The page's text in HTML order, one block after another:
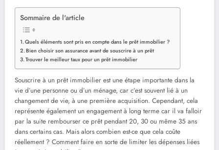
Sommaire de l'article
Quels éléments sont pris en compte dans le prêt immobilier ?
Bien choisir son assurance avant de souscrire à un prêt
Trouver le meilleur taux pour un prêt immobilier
Souscrire à un prêt immobilier est une étape importante dans la
vie d’une personne ou d’un ménage, car c’est souvent lié à un
changement de vie, à une première acquisition. Cependant, cela
représente également un engagement à long terme car il va falloir
par la suite rembourser ce prêt pendant 20, 30 ou même 35 ans
dans certains cas. Mais alors combien est-ce que cela coûte
réellement ? Comment faire en sorte de limiter les dépenses liées